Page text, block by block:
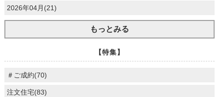
2026年04月(21)
もっとみる
【特集】
＃ご成約(70)
注文住宅(83)